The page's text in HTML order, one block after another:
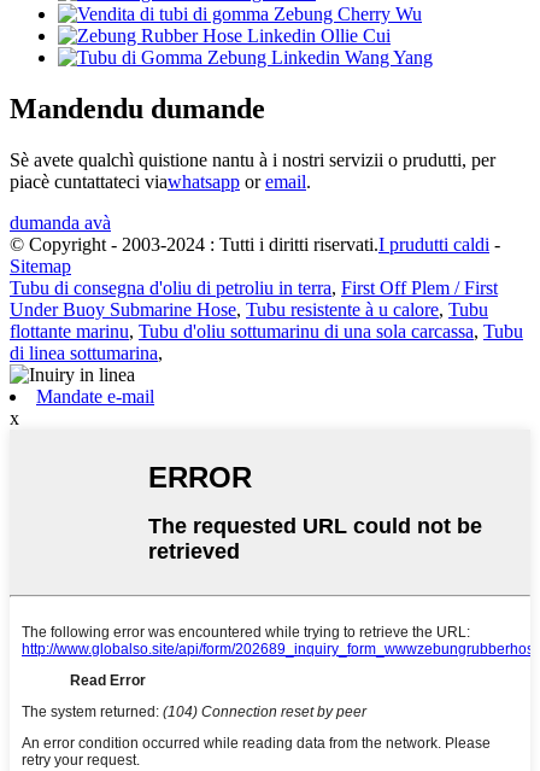
Mandendu dumande
Sè avete qualchì quistione nantu à i nostri servizii o prudutti, per
piacè cuntattateci viawhatsapp oremail.
dumanda avà
© Copyright - 2003-2024 : Tutti i diritti riservati.I prudutti caldi -
Sitemap
Tubu di consegna d'oliu di petroliu in terra, First Off Plem / First
Under Buoy Submarine Hose, Tubu resistente à u calore, Tubu
flottante marinu, Tubu d'oliu sottumarinu di una sola carcassa, Tubu
di linea sottumarina,
Mandate e-mail
x